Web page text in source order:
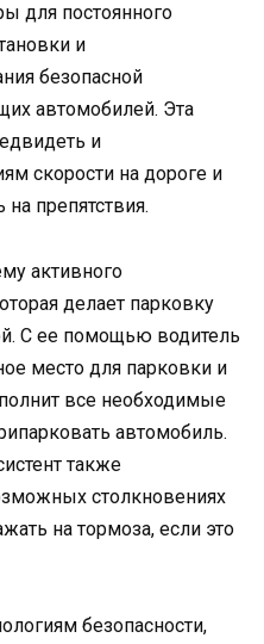
для постоянного
и
безопасной
автомобилей. Эта
и
скорости на дороге и
препятствия.
активного
делает парковку
С ее помощью водитель
место для парковки и
все необходимые
автомобиль.
также
столкновениях
на тормоза, если это
безопасности,